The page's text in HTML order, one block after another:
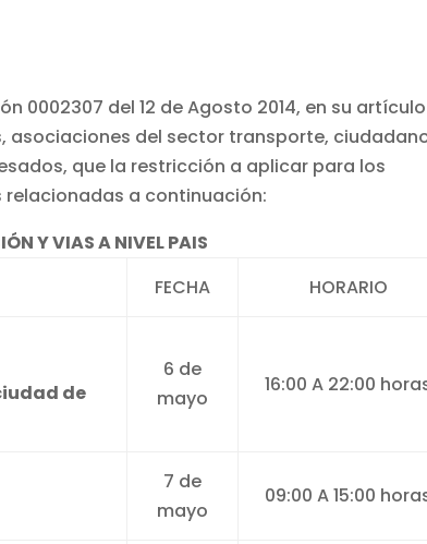
0002307 del 12 de Agosto 2014, en su
asociaciones del sector transporte,
que la restricción a aplicar para los
relacionadas a continuación:
Y VIAS A NIVEL PAIS
FECHA HORARIO
de
6 de
mayo
16:00 A 22:00
7 de
mayo
09:00 A 15:00